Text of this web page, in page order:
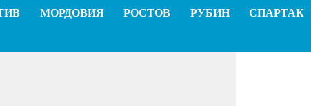
МОРДОВИЯ РОСТОВ РУБИН СПАРТАК